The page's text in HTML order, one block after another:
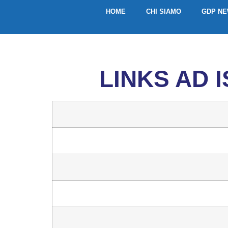
HOME CHI SIAMO GDP
LINKS AD